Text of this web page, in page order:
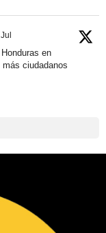
en
ciudadanos